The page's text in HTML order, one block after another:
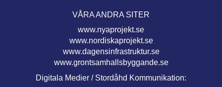
VÅRA ANDRA SITER
www.nyaprojekt.se
www.nordiskaprojekt.se
www.dagensinfrastruktur.se
www.grontsamhallsbyggande.se
Digitala Medier / Stordåhd Kommunikation: